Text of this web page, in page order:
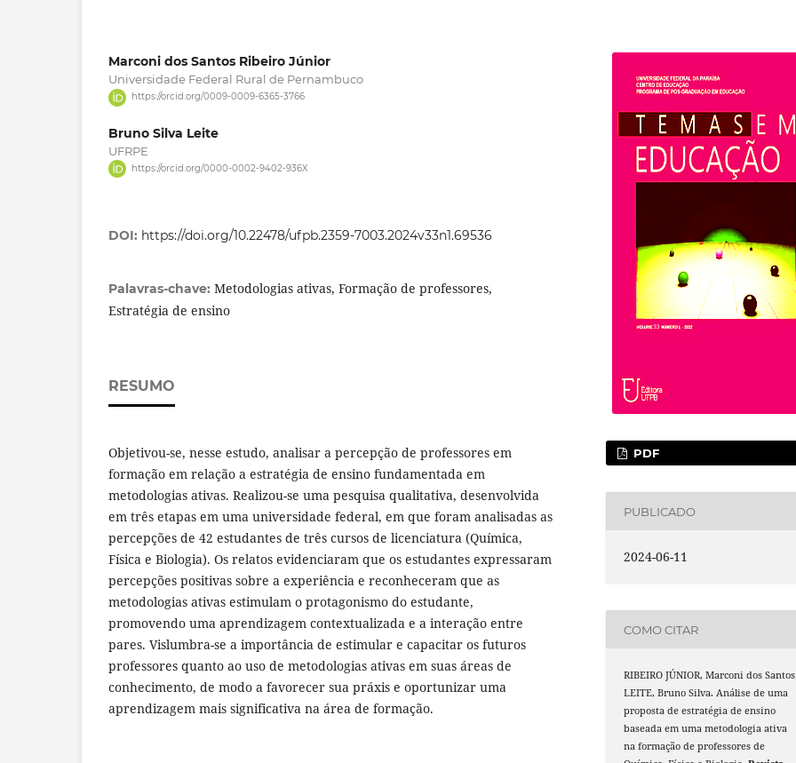
Marconi dos Santos Ribeiro Júnior
Universidade Federal Rural de Pernambuco
https://orcid.org/0009-0009-6365-3766
Bruno Silva Leite
UFRPE
https://orcid.org/0000-0002-9402-936X
DOI: https://doi.org/10.22478/ufpb.2359-7003.2024v33n1.69536
Palavras-chave: Metodologias ativas, Formação de professores,
Estratégia de ensino
RESUMO
Objetivou-se, nesse estudo, analisar a percepção de professores em
formação em relação a estratégia de ensino fundamentada em
metodologias ativas. Realizou-se uma pesquisa qualitativa, desenvolvida
em três etapas em uma universidade federal, em que foram analisadas as
percepções de 42 estudantes de três cursos de licenciatura (Química,
Física e Biologia). Os relatos evidenciaram que os estudantes expressaram
percepções positivas sobre a experiência e reconheceram que as
metodologias ativas estimulam o protagonismo do estudante,
promovendo uma aprendizagem contextualizada e a interação entre
pares. Vislumbra-se a importância de estimular e capacitar os futuros
professores quanto ao uso de metodologias ativas em suas áreas de
conhecimento, de modo a favorecer sua práxis e oportunizar uma
aprendizagem mais significativa na área de formação.
PDF
PUBLICADO
2024-06-11
COMO CITAR
RIBEIRO JÚNIOR, Marconi dos
LEITE, Bruno Silva. Análise de uma
proposta de estratégia de ensino
baseada em uma metodologia ativa
na formação de professores de